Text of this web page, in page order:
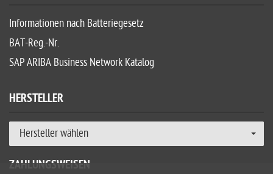
Informationen nach Batteriegesetz
BAT-Reg.-Nr.
SAP ARIBA Business Network Katalog
HERSTELLER
Hersteller wählen
ZAHLUNGSWEISEN